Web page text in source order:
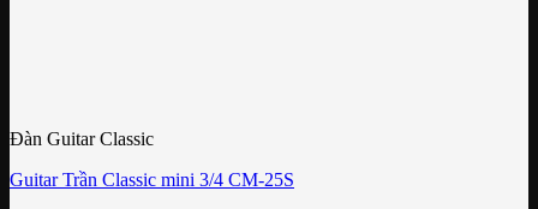
Đàn Guitar Classic
Guitar Trần Classic mini 3/4 CM-25S